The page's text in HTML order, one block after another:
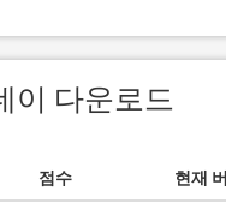
이 다운로드
점수 현재